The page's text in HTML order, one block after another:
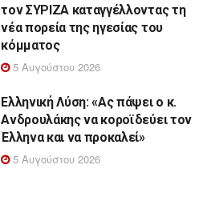
τον ΣΥΡΙΖΑ καταγγέλλοντας τη
νέα πορεία της ηγεσίας του
κόμματος
5 Αυγούστου 2026
Ελληνική Λύση: «Ας πάψει ο κ.
Ανδρουλάκης να κοροϊδεύει τον
Έλληνα και να προκαλεί»
5 Αυγούστου 2026